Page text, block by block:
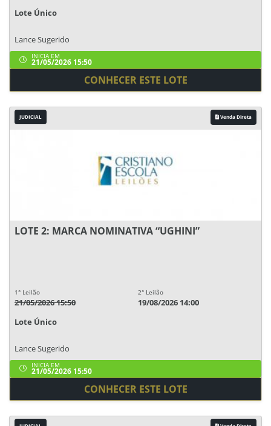
Lote Único
Lance Sugerido
INICIA EM
21/05/2026 15:50
CONHECER ESTE LOTE
JUDICIAL Venda Direta
LOTE 2: MARCA NOMINATIVA “UGHINI”
1° Leilão
21/05/2026 15:50
2° Leilão
19/08/2026 14:00
Lote Único
Lance Sugerido
INICIA EM
21/05/2026 15:50
CONHECER ESTE LOTE